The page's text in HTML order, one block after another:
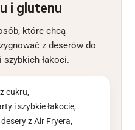
i glutenu
które chcą
z deserów do
szybkich łakoci.
cukru,
i szybkie łakocie,
z Air Fryera,